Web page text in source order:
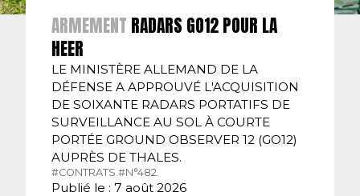
ARMEMENT RADARS GO12 POUR LA
HEER
LE MINISTÈRE ALLEMAND DE LA
DÉFENSE A APPROUVÉ L'ACQUISITION
DE SOIXANTE RADARS PORTATIFS DE
SURVEILLANCE AU SOL À COURTE
PORTÉE GROUND OBSERVER 12 (GO12)
AUPRÈS DE THALES.
#CONTRATS. #N°482.
Publié le : 7 août 2026